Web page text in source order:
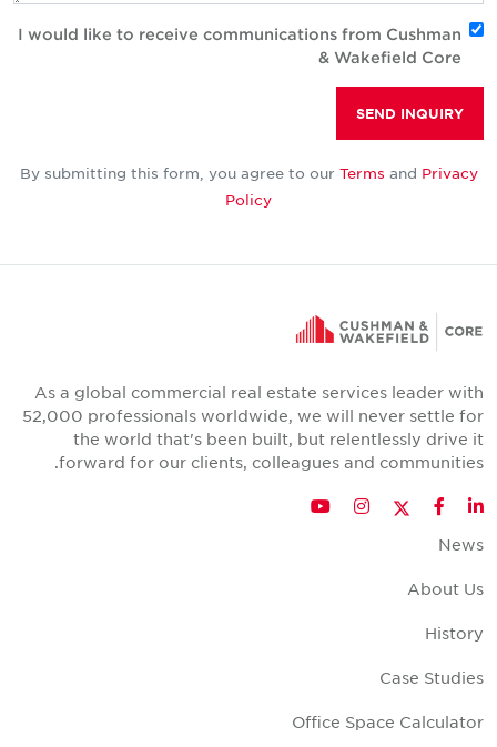
I would like to receive communications from Cushman
& Wakefield Core
SEND INQUIRY
By submitting this form, you agree to ourTermsandPrivacy
Policy
As a global commercial real estate services leader with
52,000 professionals worldwide, we will never settle for
the world that's been built, but relentlessly drive it
forward for our clients, colleagues and communities.
LinkedIn
Facebook
Twitter
Instagram
YouTube
News
About Us
History
Case Studies
Office Space Calculator